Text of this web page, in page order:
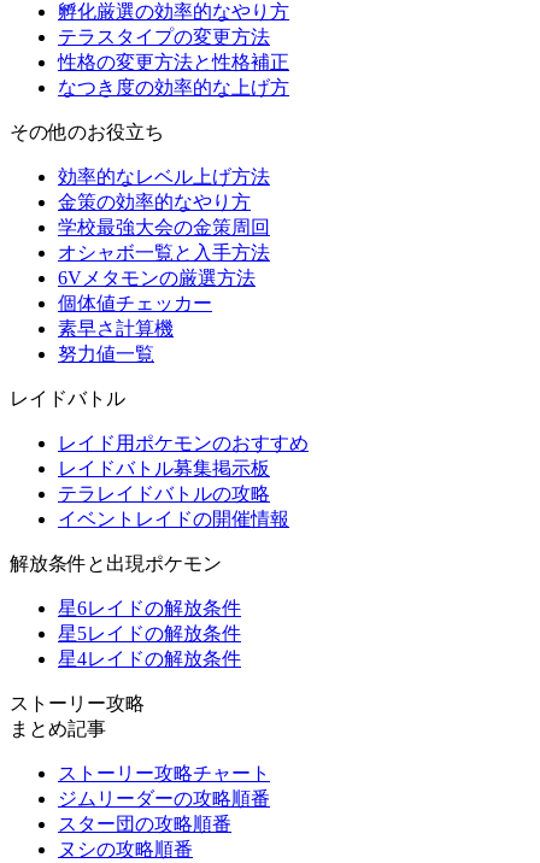
孵化厳選の効率的なやり方
テラスタイプの変更方法
性格の変更方法と性格補正
なつき度の効率的な上げ方
その他のお役立ち
効率的なレベル上げ方法
金策の効率的なやり方
学校最強大会の金策周回
オシャボ一覧と入手方法
6Vメタモンの厳選方法
個体値チェッカー
素早さ計算機
努力値一覧
レイドバトル
レイド用ポケモンのおすすめ
レイドバトル募集掲示板
テラレイドバトルの攻略
イベントレイドの開催情報
解放条件と出現ポケモン
星6レイドの解放条件
星5レイドの解放条件
星4レイドの解放条件
ストーリー攻略
まとめ記事
ストーリー攻略チャート
ジムリーダーの攻略順番
スター団の攻略順番
ヌシの攻略順番